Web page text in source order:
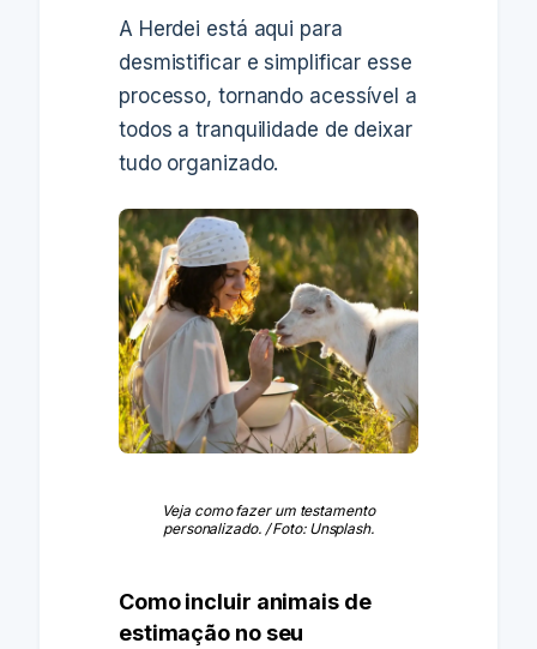
A Herdei está aqui para
desmistificar e simplificar esse
processo, tornando acessível a
todos a tranquilidade de deixar
tudo organizado.
Veja como fazer um testamento
personalizado. / Foto: Unsplash.
Como incluir animais de
estimação no seu